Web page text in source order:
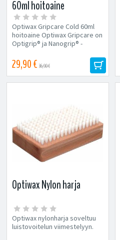
60ml hoitoaine
Optiwax Gripcare Cold 60ml
hoitoaine Optiwax Gripcare on
Optigrip® ja Nanogrip® -
29,90 € 36,90 €
Optiwax Nylon harja
Optiwax nylonharja soveltuu
luistovoitelun viimestelyyn.